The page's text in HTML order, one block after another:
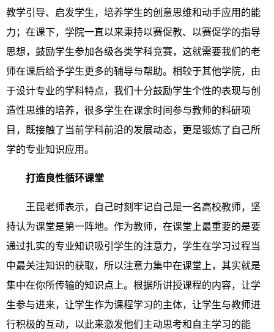
教学引导、启发学生，培养学生的创意思维和动手应用的能
力；在课下，学院一直以来秉持以赛促教、以赛促学的指导
思想，鼓励学生参加各级各类学科竞赛，这就需要我们的老
师在课后给予学生更多的辅导与帮助。相较于其他学院，由
于设计专业的学科特点，我们十分鼓励学生个性的表现与创
造性思维的培养，很多学生在课余时间参与教师的科研项
目，既接触了当前学科前沿的发展动态，更是锻炼了自己所
学的专业知识应用。
打造良性循环课堂
王昆老师表示，自己时刻牢记自己是一名高校教师，坚
持认为课堂是第一阵地。作为教师，在课堂上最重要的是要
通过扎实的专业知识吸引学生的注意力，学生在学习过程当
中最关注知识的获取，所以注意力集中在课堂上，其实就是
集中在你所传输的知识点上。根据所讲授课程的内容，让学
生参与进来，让学生作为课程学习的主体，让学生与教师进
行积极的互动，以此来激发他们主动思考和自主学习的能